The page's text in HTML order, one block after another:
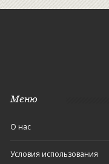
Меню
О нас
Условия использования